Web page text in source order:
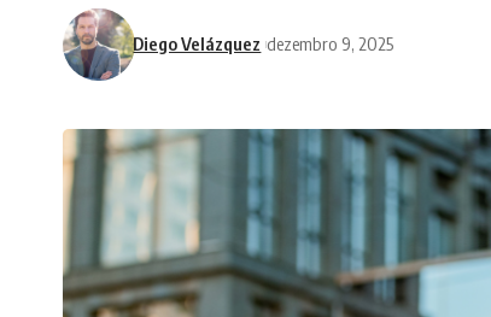
Diego Velázquez dezembro 9, 2025